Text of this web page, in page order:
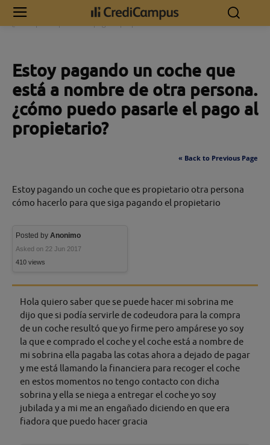
Inicio
Estoy pagando un coche que está a nombre de otra persona.
¿cómo puedo pasarle el pago al propietario?
Estoy pagando un coche que
está a nombre de otra persona.
¿cómo puedo pasarle el pago al
propietario?
« Back to Previous Page
Estoy pagando un coche que es propietario otra persona
cómo hacerlo para que siga pagando el propietario
Posted by Anonimo
Asked on 22 Jun 2017
410 views
Hola quiero saber que se puede hacer mi sobrina me
dijo que si podía servirle de codeudora para la compra
de un coche resultó que yo firme pero ampárese yo soy
la que e comprado el coche y el coche está a nombre de
mi sobrina ella pagaba las cotas ahora a dejado de pagar
y me está llamando la financiera para recoger el coche
en estos momentos no tengo contacto con dicha
sobrina y ella se niega a entregar el coche yo soy
jubilada y a mi me an engañado diciendo en que era
fiadora que puedo hacer gracia